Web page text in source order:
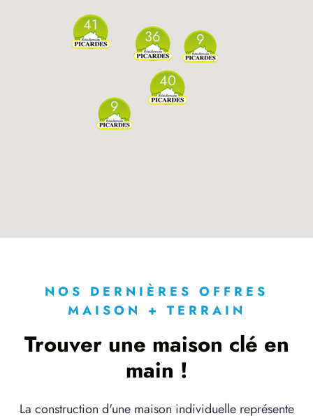
41
40
36 9
9
NOS DERNIÈRES OFFRES
MAISON + TERRAIN
Trouver une maison clé en
main !
La construction d'une maison individuelle représente